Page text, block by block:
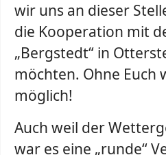
wir uns an dieser
die Kooperation mit
„Bergstedt“ in
möchten. Ohne Euch
möglich!
Auch weil der
war es eine „runde“